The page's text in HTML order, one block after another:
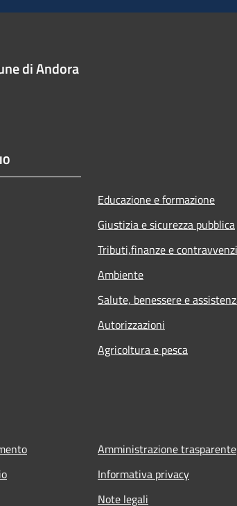
di Andora
Educazione e formazione
Giustizia e sicurezza pubblica
Tributi,finanze e
Ambiente
Salute, benessere e
Autorizzazioni
Agricoltura e pesca
Amministrazione trasparente
Informativa privacy
Note legali